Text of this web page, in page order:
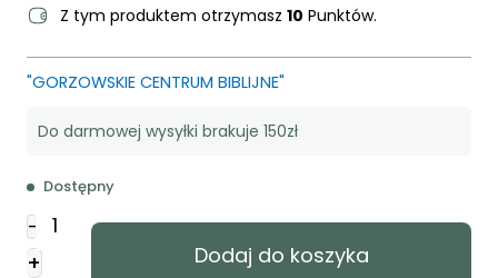
Z tym produktem otrzymasz 10 Punktów.
"GORZOWSKIE CENTRUM BIBLIJNE"
Do darmowej wysyłki brakuje 150zł
Dostępny
-
Kwartalnik
Biblijny
+ Dodaj do koszyka